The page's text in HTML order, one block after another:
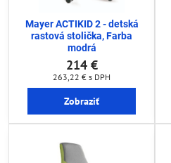
Mayer ACTIKID 2 - detská
rastová stolička, Farba
modrá
214 €
263,22 € s DPH
Zobraziť